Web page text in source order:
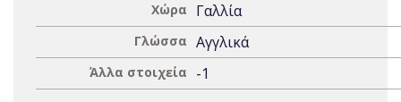
Χώρα Γαλλία
Γλώσσα Αγγλικά
Άλλα στοιχεία -1